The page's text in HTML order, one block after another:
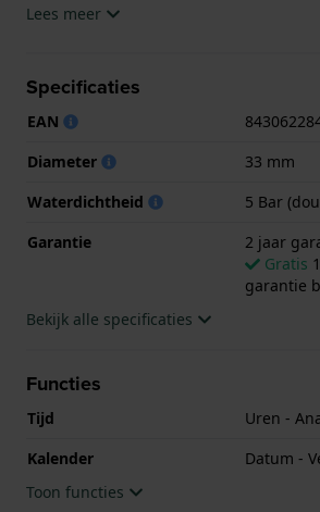
horloge geleverd met 2 jaar garantie.
Lees meer
Specificaties
EAN
Diameter
33 mm
Waterdichtheid
5 Bar
Garantie
2 jaar
Gratis
garantie
Bekijk alle specificaties
Functies
Tijd
Uren -
Kalender
Datum -
Toon functies